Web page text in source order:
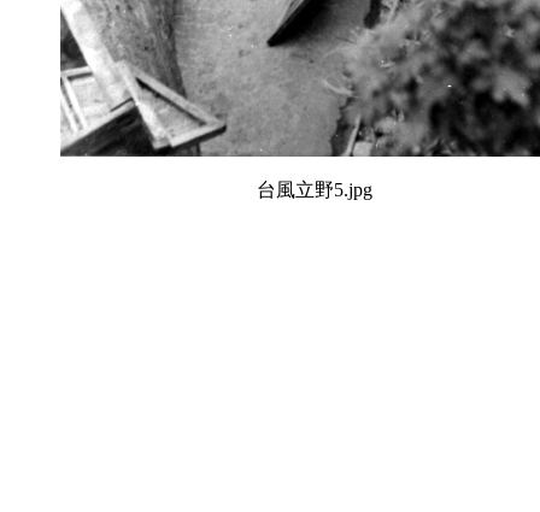
台風立野5.jpg